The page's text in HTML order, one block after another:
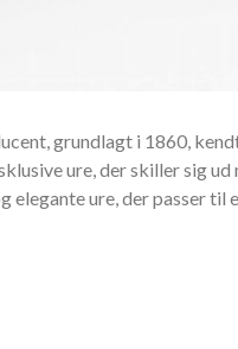
grundlagt i 1860,
ure, der skiller sig
elegante ure, der passer